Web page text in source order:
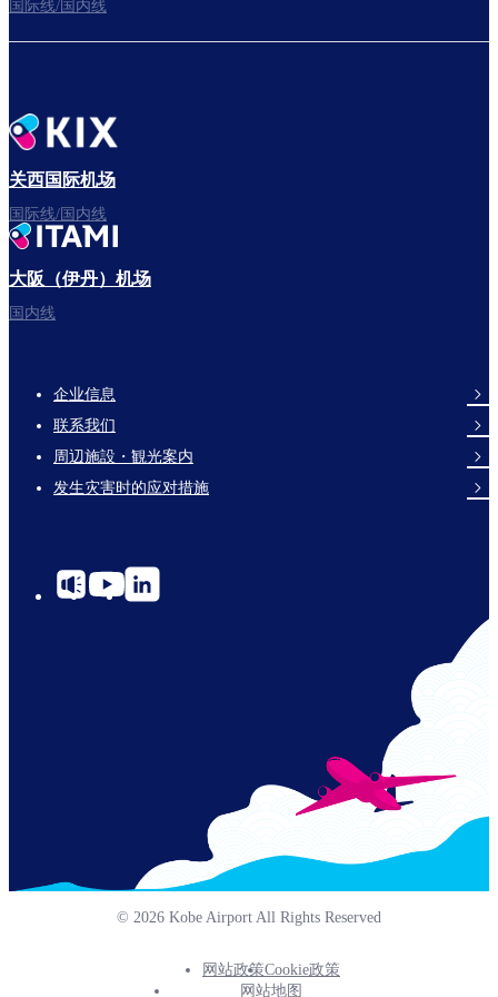
国际线/国内线
关西国际机场
国际线/国内线
大阪（伊丹）机场
国内线
Footer
Links
企业信息
联系我们
周辺施設・観光案内
发生灾害时的应对措施
social-
© 2026 Kobe Airport All Rights Reserved
Footer
网站政策Cookie政策
网站地图